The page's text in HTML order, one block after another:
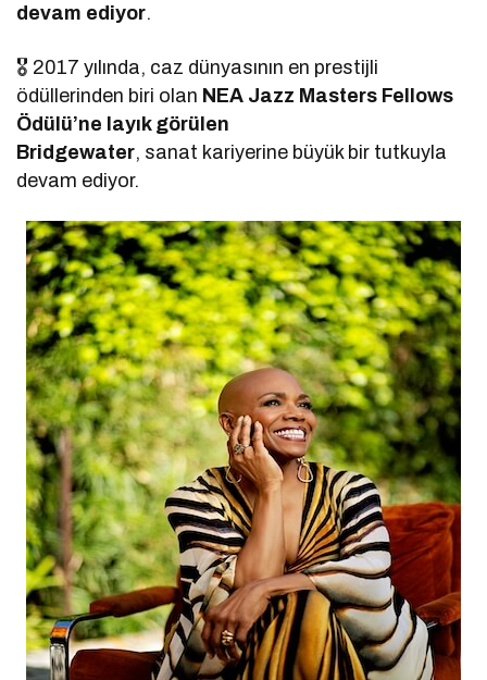
devam ediyor.
🎖 2017 yılında, caz dünyasının en prestijli
ödüllerinden biri olan NEA Jazz Masters Fellows
Ödülü’ne layık görülen
Bridgewater, sanat kariyerine büyük bir tutkuyla
devam ediyor.